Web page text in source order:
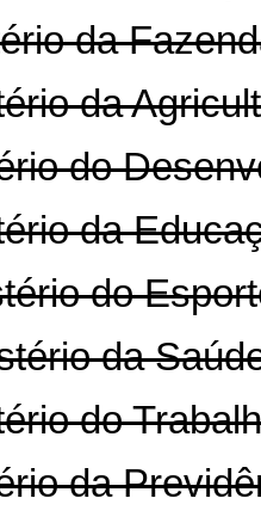
da
da
do
da
do
da
do
da